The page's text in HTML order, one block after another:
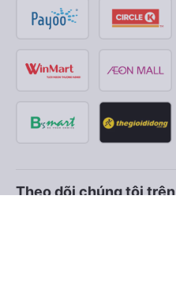
Theo dõi chúng tôi trên